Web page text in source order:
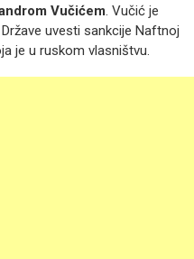
Vučićem. Vučić je
uvesti sankcije Naftnoj
je u ruskom vlasništvu.